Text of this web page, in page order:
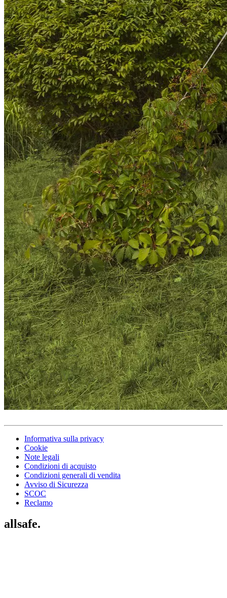
Informativa sulla privacy
Cookie
Note legali
Condizioni di acquisto
Condizioni generali di vendita
Avviso di Sicurezza
SCOC
Reclamo
allsafe.